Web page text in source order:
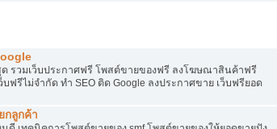
ด รวมเว็บประกาศฟรี โพสต์ขายของฟรี ลงโฆษณาสินค้าฟรี
ฟรีไม่จำกัด ทำ SEO ติด Google ลงประกาศขาย เว็บฟรียอด
กลูกค้า